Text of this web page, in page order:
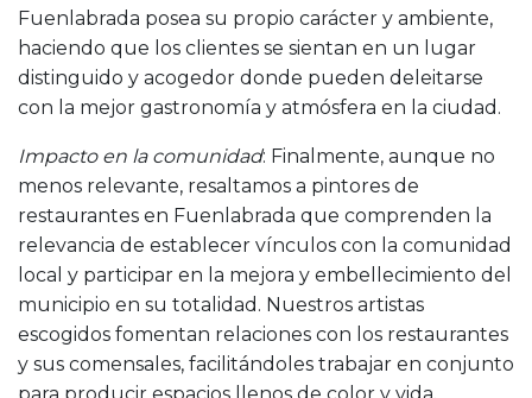
Fuenlabrada posea su propio carácter y ambiente,
haciendo que los clientes se sientan en un lugar
distinguido y acogedor donde pueden deleitarse
con la mejor gastronomía y atmósfera en la ciudad.
Impacto en la comunidad: Finalmente, aunque no
menos relevante, resaltamos a pintores de
restaurantes en Fuenlabrada que comprenden la
relevancia de establecer vínculos con la comunidad
local y participar en la mejora y embellecimiento del
municipio en su totalidad. Nuestros artistas
escogidos fomentan relaciones con los restaurantes
y sus comensales, facilitándoles trabajar en conjunto